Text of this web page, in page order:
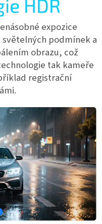
HDR
expozice
podmínek a
obrazu, což
tak kameře
registrační